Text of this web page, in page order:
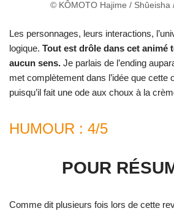
© KÔMOTO Hajime / Shûeisha
Les personnages, leurs interactions,
logique. Tout est drôle dans cet animé
aucun sens. Je parlais de l’ending
met complètement dans l’idée que cette
puisqu’il fait une ode aux choux à la
HUMOUR : 4/5
POUR
Comme dit plusieurs fois lors de cette